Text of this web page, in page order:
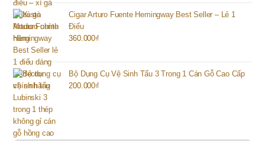
Cigar Arturo Fuente Hemingway Best Seller – Lẻ 1
Điếu
360.000₫
Bộ Dụng Cụ Vệ Sinh Tẩu 3 Trong 1 Cán Gỗ Cao Cấp
200.000₫